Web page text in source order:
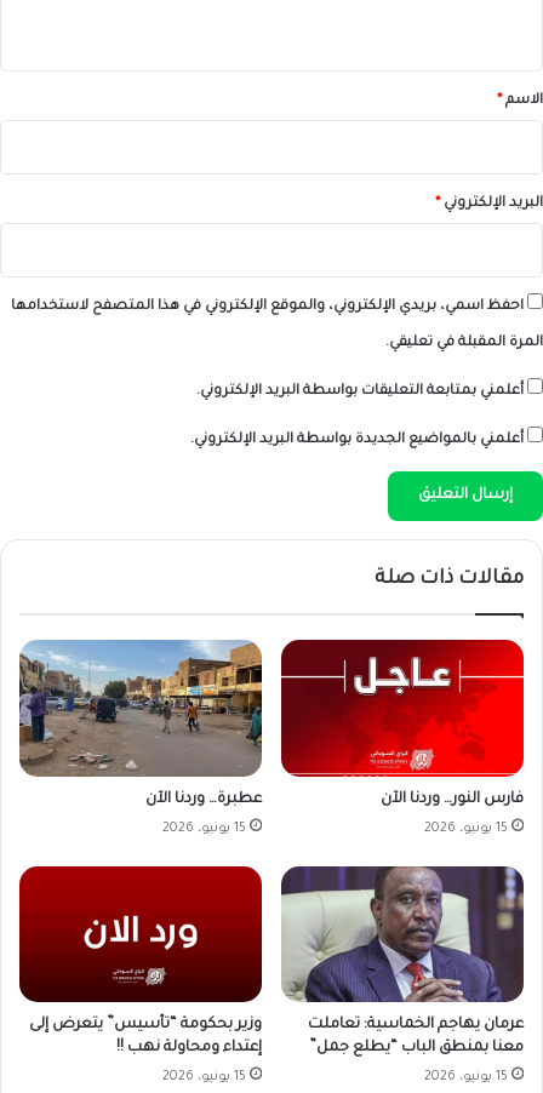
*الاسم *
البريد الإلكتروني *
احفظ اسمي، بريدي الإلكتروني، والموقع الإلكتروني في هذا المتصفح لاستخدامها
المرة المقبلة في تعليقي.
أعلمني بمتابعة التعليقات بواسطة البريد الإلكتروني.
أعلمني بالمواضيع الجديدة بواسطة البريد الإلكتروني.
مقالات ذات صلة
فارس النور… وردنا الآن
15 يونيو، 2026
عطبرة… وردنا الآن
15 يونيو، 2026
عرمان يهاجم الخماسية: تعاملت
معنا بمنطق الباب “يطلع جمل”
15 يونيو، 2026
وزير بحكومة “تأسيس” يتعرض إلى
إعتداء ومحاولة نهب !!
15 يونيو، 2026